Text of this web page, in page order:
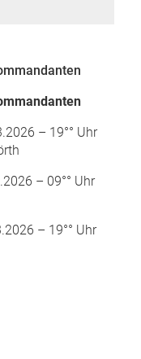
– 19°° Uhr
– 09°° Uhr
– 19°° Uhr